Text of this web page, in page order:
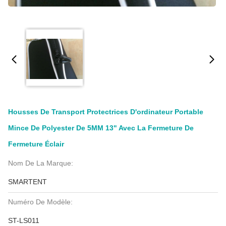
Housses De Transport Protectrices D'ordinateur Portable
Mince De Polyester De 5MM 13" Avec La Fermeture De
Fermeture Éclair
Nom De La Marque:
SMARTENT
Numéro De Modèle:
ST-LS011